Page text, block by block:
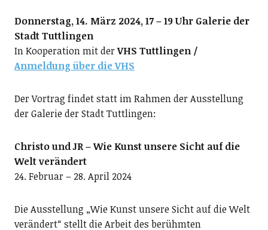
Donnerstag, 14. März 2024, 17 – 19 Uhr Galerie der
Stadt Tuttlingen
In Kooperation mit derVHS Tuttlingen /
Anmeldung über die VHS
Der Vortrag findet statt im Rahmen der Ausstellung
der Galerie der Stadt Tuttlingen:
Christo und JR – Wie Kunst unsere Sicht auf die
Welt verändert
24. Februar – 28. April 2024
Die Ausstellung „Wie Kunst unsere Sicht auf die Welt
verändert“ stellt die Arbeit des berühmten